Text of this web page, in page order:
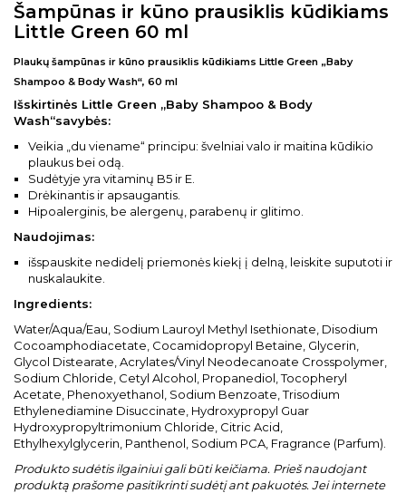
Šampūnas ir kūno prausiklis kūdikiams
Little Green 60 ml
Plaukų šampūnas ir kūno prausiklis kūdikiams Little Green „Baby
Shampoo & Body Wash“, 60 ml
Išskirtinės Little Green „Baby Shampoo & Body
Wash“savybės:
Veikia „du viename“ principu: švelniai valo ir maitina kūdikio
plaukus bei odą.
Sudėtyje yra vitaminų B5 ir E.
Drėkinantis ir apsaugantis.
Hipoalerginis, be alergenų, parabenų ir glitimo.
Naudojimas:
išspauskite nedidelį priemonės kiekį į delną, leiskite suputoti ir
nuskalaukite.
Ingredients:
Water/Aqua/Eau, Sodium Lauroyl Methyl Isethionate, Disodium
Cocoamphodiacetate, Cocamidopropyl Betaine, Glycerin,
Glycol Distearate, Acrylates/Vinyl Neodecanoate Crosspolymer,
Sodium Chloride, Cetyl Alcohol, Propanediol, Tocopheryl
Acetate, Phenoxyethanol, Sodium Benzoate, Trisodium
Ethylenediamine Disuccinate, Hydroxypropyl Guar
Hydroxypropyltrimonium Chloride, Citric Acid,
Ethylhexylglycerin, Panthenol, Sodium PCA, Fragrance (Parfum).
Produkto sudėtis ilgainiui gali būti keičiama. Prieš naudojant
produktą prašome pasitikrinti sudėtį ant pakuotės. Jei internete